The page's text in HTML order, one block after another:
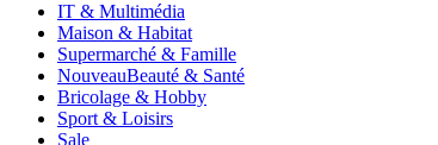
IT & Multimédia
Maison & Habitat
Supermarché & Famille
NouveauBeauté & Santé
Bricolage & Hobby
Sport & Loisirs
Sale